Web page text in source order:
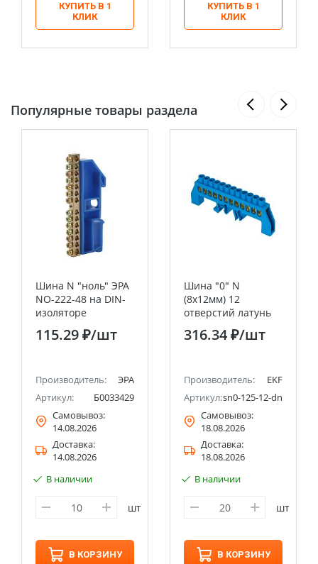
КУПИТЬ В 1
КЛИК
КУПИТЬ В 1
КЛИК
Популярные товары раздела
Шина N "ноль" ЭРА
NO-222-48 на DIN-
изоляторе
ШНИ-6х9-14-Д-
синий
115.29 ₽/шт
Производитель:
ЭРА
Артикул:
Б0033429
Самовывоз:
14.08.2026
Доставка:
14.08.2026
В наличии
шт
В КОРЗИНУ
Шина "0" N
(8х12мм) 12
отверстий латунь
синий нейлоновый
корпус
316.34 ₽/шт
Производитель:
EKF
Артикул:sn0-125-12-dn
Самовывоз:
18.08.2026
Доставка:
18.08.2026
В наличии
шт
В КОРЗИНУ